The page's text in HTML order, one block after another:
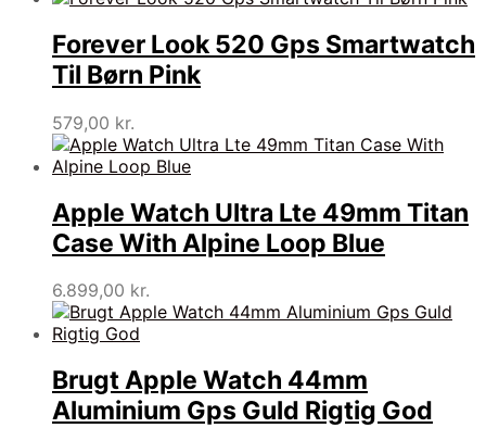
Forever Look 520 Gps Smartwatch
Til Børn Pink
579,00 kr.
Apple Watch Ultra Lte 49mm Titan
Case With Alpine Loop Blue
6.899,00 kr.
Brugt Apple Watch 44mm
Aluminium Gps Guld Rigtig God